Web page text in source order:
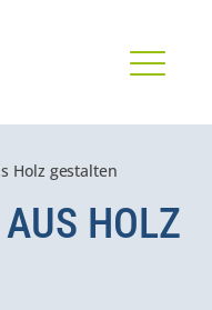
Holz gestalten
HOLZ